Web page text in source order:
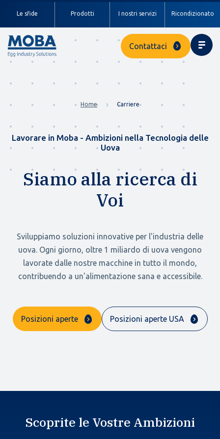
Le sfide Prodotti I nostri servizi Ricondizionato
Contattaci
Home Carriere
Lavorare in Moba - Ambizioni nella Tecnologia delle
Uova
Siamo alla ricerca di
Voi
Sviluppiamo soluzioni innovative per l'industria delle
uova. Ogni giorno, oltre 1 miliardo di uova vengono
lavorate dalle nostre macchine in tutto il mondo,
contribuendo a un'alimentazione sana e accessibile.
Posizioni aperte Posizioni aperte USA
Scoprite le Vostre Ambizioni